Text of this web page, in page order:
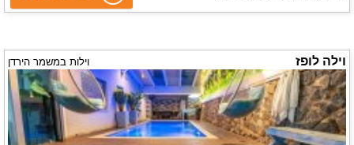
וילה לופז וילות במשמר הירדן